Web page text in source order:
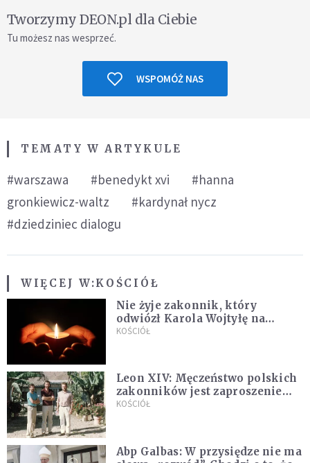
Tworzymy DEON.pl dla Ciebie
Tu możesz nas wesprzeć.
WSPOMÓŻ NAS
TEMATY W ARTYKULE
#warszawa #benedykt xvi
#hanna
gronkiewicz-waltz
#kardynał nycz
#dziedziniec dialogu
WIĘCEJ W:KOŚCIÓŁ
Nie żyje zakonnik, który
odwiózł Karola Wojtyłę na
konklawe. Jan Paweł II nazywał
KOŚCIÓŁ
Leon XIV: Męczeństwo polskich
zakonników jest zaproszeniem
do jedności i misji całego
KOŚCIÓŁ
Abp Galbas: W przysiędze nie ma